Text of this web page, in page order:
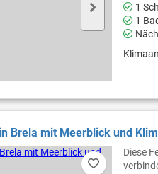
1
1
Brela mit Meerblick und
Diese